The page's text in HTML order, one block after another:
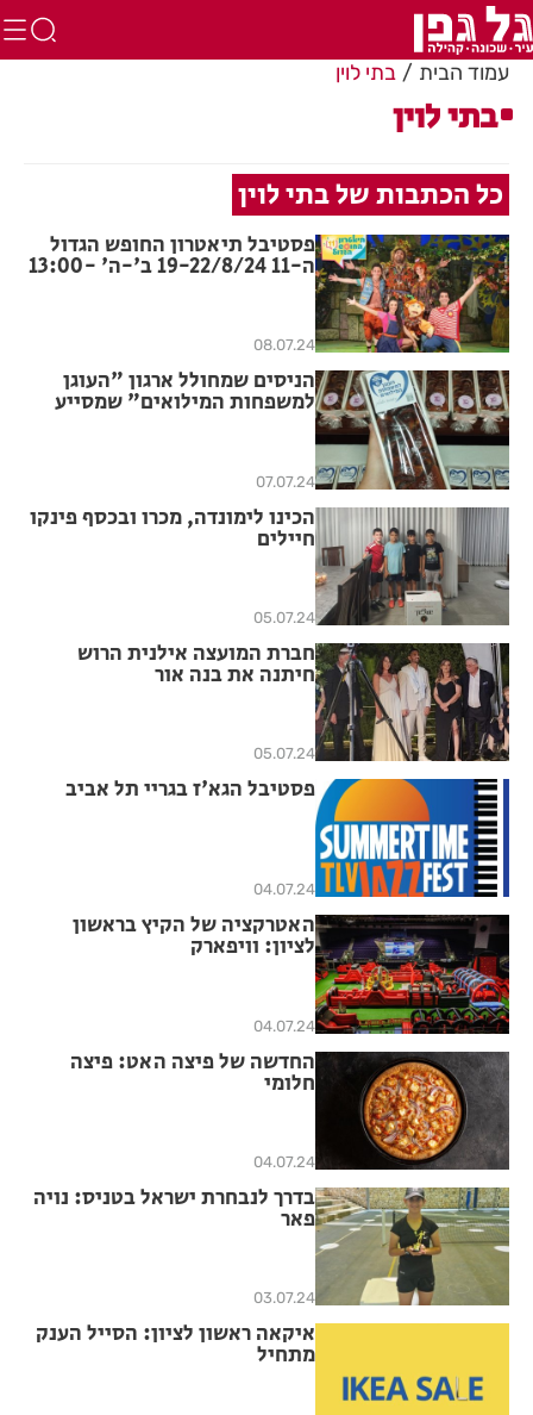
עמוד הבית בתי לוין
בתי לוין
כל הכתבות של בתי לוין
פסטיבל תיאטרון החופש הגדול
ה-11 19-22/8/24 ב'-ה' 13:00-
08.07.24
הניסים שמחולל ארגון "העוגן
למשפחות המילואים" שמסייע
07.07.24
הכינו לימונדה, מכרו ובכסף פינקו
חיילים
05.07.24
חברת המועצה אילנית הרוש
חיתנה את בנה אור
05.07.24
פסטיבל הגא'ז בגריי תל אביב
04.07.24
האטרקציה של הקיץ בראשון
לציון: וויפארק
04.07.24
החדשה של פיצה האט: פיצה
חלומי
04.07.24
בדרך לנבחרת ישראל בטניס: נויה
פאר
03.07.24
איקאה ראשון לציון: הסייל הענק
מתחיל